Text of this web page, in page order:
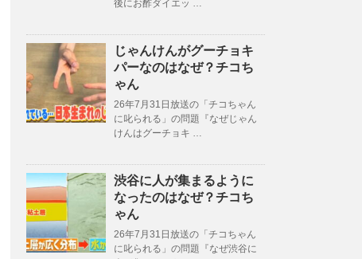
後にお酢ダイエッ …
じゃんけんがグーチョキ
パーなのはなぜ？チコち
ゃん
26年7月31日放送の「チコちゃん
に叱られる」の問題『なぜじゃん
けんはグーチョキ …
渋谷に人が集まるように
なったのはなぜ？チコち
ゃん
26年7月31日放送の「チコちゃん
に叱られる」の問題『なぜ渋谷に